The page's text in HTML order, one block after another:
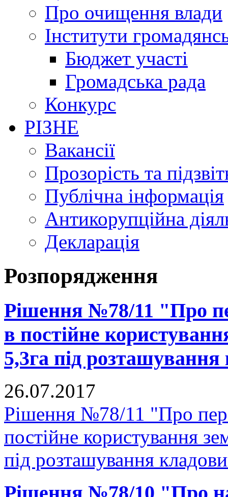
Про очищення влади
Інститути
Бюджет участі
Громадська рада
Конкурс
РІЗНЕ
Вакансії
Прозорість та
Публічна інформація
Антикорупційна
Декларація
Розпорядження
Рішення №78/11 "Про
в постійне
5,3га під
26.07.2017
Рішення №78/11 "Про
постійне користування
під розташування